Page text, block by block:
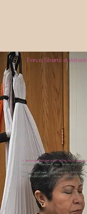
Force, liberté et
L'aéroyoga combine yoga, mobilité et
en soie. Convient aux débutants
Cette pratique renforce et tonifie
et respiratoires. Aide à réduire le